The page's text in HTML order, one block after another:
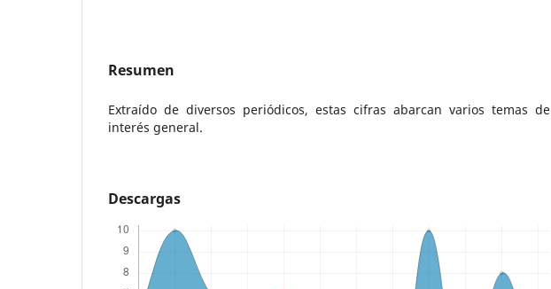
Resumen
Extraído de diversos periódicos, estas cifras abarcan varios temas de
interés general.
Descargas